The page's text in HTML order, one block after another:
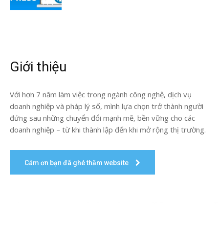
Giới thiệu
Với hơn 7 năm làm việc trong ngành công nghệ, dịch vụ
doanh nghiệp và pháp lý số, mình lựa chọn trở thành người
đứng sau những chuyển đổi mạnh mẽ, bền vững cho các
doanh nghiệp – từ khi thành lập đến khi mở rộng thị trường.
Cám ơn bạn đã ghé thăm website